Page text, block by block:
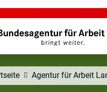
springen
Agentur für Arbeit